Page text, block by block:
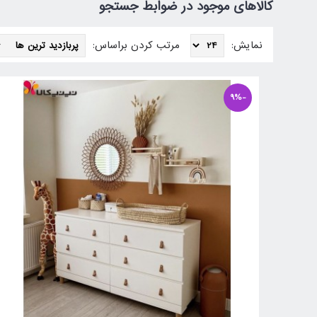
کالاهای موجود در ضوابط جستجو
نمایش: مرتب کردن براساس:
-9%